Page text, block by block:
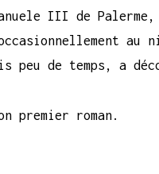
III de
peu de temps, a
premier roman.